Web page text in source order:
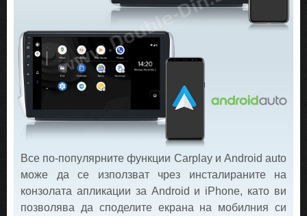
Все по-популярните функции Carplay и Android auto
може да се използват чрез инсталираните на
конзолата апликации за Android и iPhone, като ви
позволява да споделите екрана на мобилния си